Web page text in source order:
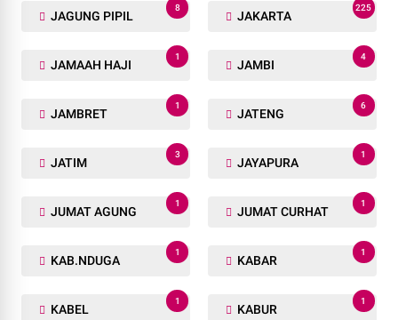
JAGUNG PIPIL
8
JAKARTA
225
JAMAAH HAJI
1
JAMBI
4
JAMBRET
1
JATENG
6
JATIM
3
JAYAPURA
1
JUMAT AGUNG
1
JUMAT CURHAT
1
KAB.NDUGA
1
KABAR
1
KABEL
1
KABUR
1